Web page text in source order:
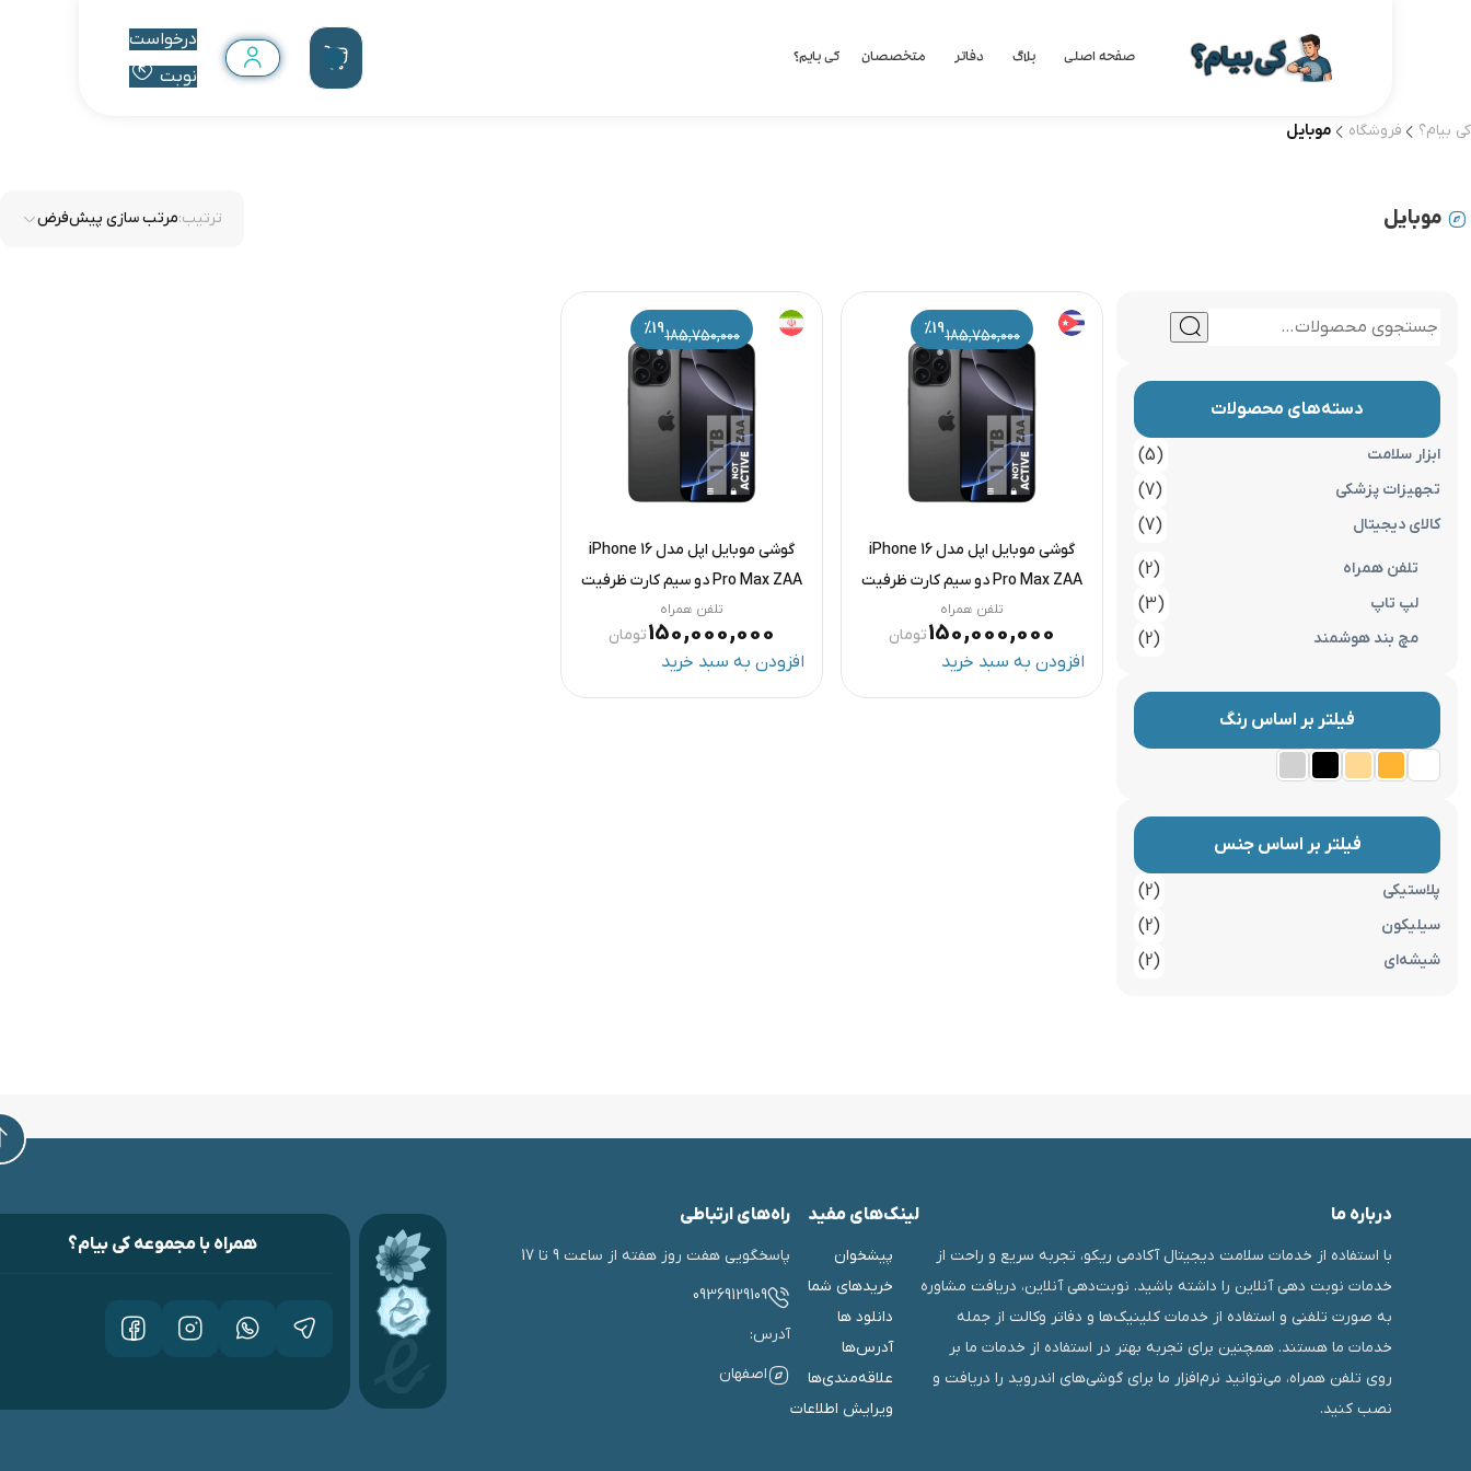
صفحه اصلی بلاگ دفاتر متخصصان کی بایم؟
درخواست
نوبت
کی بیام؟ فروشگاه موبایل
موبایل ترتیب:مرتب سازی پیش‌فرض
دسته‌های محصولات
ابزار سلامت (5)
تجهیزات پزشکی (7)
کالای دیجیتال (7)
تلفن همراه (2)
لپ تاپ (3)
مچ بند هوشمند (2)
فیلتر بر اساس رنگ
فیلتر بر اساس جنس
پلاستیکی (2)
سیلیکون (2)
شیشه‌ای (2)
گوشی موبایل اپل مدل iPhone 16
Pro Max ZAA دو سیم کارت ظرفیت
تلفن همراه
150,000,000تومان
185,750,000
%19
افزودن به سبد خرید
گوشی موبایل اپل مدل iPhone 16
Pro Max ZAA دو سیم کارت ظرفیت
تلفن همراه
150,000,000تومان
185,750,000
%19
افزودن به سبد خرید
درباره ما
با استفاده از خدمات سلامت دیجیتال آکادمی ریکو، تجربه سریع و راحت از
خدمات نوبت دهی آنلاین را داشته باشید. نوبت‌دهی آنلاین، دریافت مشاوره
به صورت تلفنی و استفاده از خدمات کلینیک‌ها و دفاتر وکالت از جمله
خدمات ما هستند. همچنین برای تجربه بهتر در استفاده از خدمات ما بر
روی تلفن همراه، می‌توانید نرم‌افزار ما برای گوشی‌های اندروید را دریافت و
نصب کنید.
لینک‌های مفید
پیشخوان
خریدهای شما
دانلود ها
آدرس‌ها
علاقه‌مندی‌ها
ویرایش اطلاعات
راه‌های ارتباطی
پاسخگویی هفت روز هفته از ساعت 9 تا 17
09369129109
آدرس:
اصفهان
همراه با مجموعه کی بیام؟